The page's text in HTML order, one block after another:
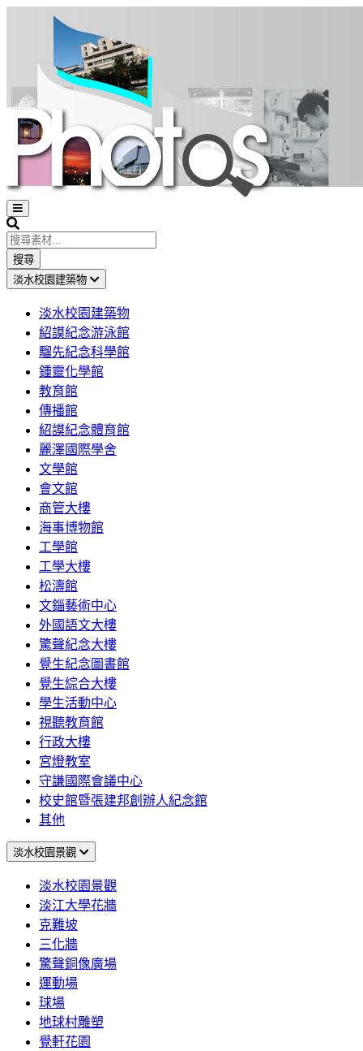
Open
sidebar
Search
搜尋
淡水校園建築物
淡水校園建築物
紹謨紀念游泳館
騮先紀念科學館
鍾靈化學館
教育館
傳播館
紹謨紀念體育館
麗澤國際學舍
文學館
會文館
商管大樓
海事博物館
工學館
工學大樓
松濤館
文錙藝術中心
外國語文大樓
驚聲紀念大樓
覺生紀念圖書館
覺生綜合大樓
學生活動中心
視聽教育館
行政大樓
宮燈教室
守謙國際會議中心
校史館暨張建邦創辦人紀念館
其他
淡水校園景觀
淡水校園景觀
淡江大學花牆
克難坡
三化牆
驚聲銅像廣場
運動場
球場
地球村雕塑
覺軒花園